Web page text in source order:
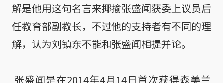
解是他用这句名言来揶揄张盛闻获委上议员后
任教育部副教长，不过他的支持者有不同的理
解，认为刘镇东不能和张盛闻相提并论。